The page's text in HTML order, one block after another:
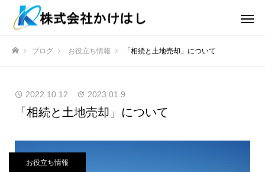
ブログ お役立ち情報 「相続と土地売却」について
2022.10.12 2023.01.9
「相続と土地売却」について
お役立ち情報